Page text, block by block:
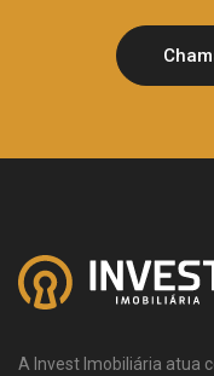
A Invest Imobiliária atua